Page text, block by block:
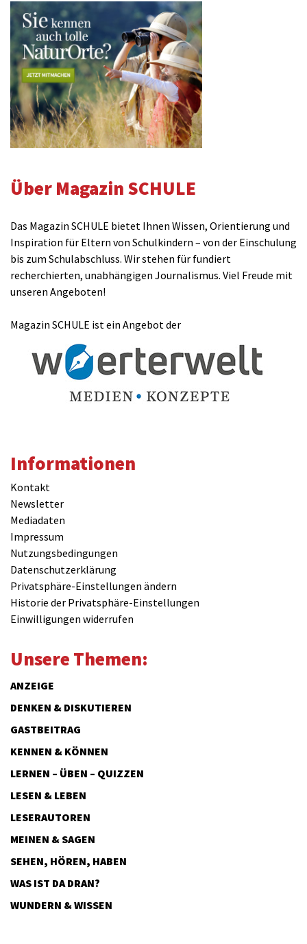
Über Magazin SCHULE
Das Magazin SCHULE bietet Ihnen Wissen, Orientierung und
Inspiration für Eltern von Schulkindern – von der Einschulung
bis zum Schulabschluss. Wir stehen für fundiert
recherchierten, unabhängigen Journalismus. Viel Freude mit
unseren Angeboten!
Magazin SCHULE ist ein Angebot der
Informationen
Kontakt
Newsletter
Mediadaten
Impressum
Nutzungsbedingungen
Datenschutzerklärung
Privatsphäre-Einstellungen ändern
Historie der Privatsphäre-Einstellungen
Einwilligungen widerrufen
Unsere Themen:
ANZEIGE
DENKEN & DISKUTIEREN
GASTBEITRAG
KENNEN & KÖNNEN
LERNEN – ÜBEN – QUIZZEN
LESEN & LEBEN
LESERAUTOREN
MEINEN & SAGEN
SEHEN, HÖREN, HABEN
WAS IST DA DRAN?
WUNDERN & WISSEN